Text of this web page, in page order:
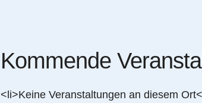
Kommende
<li>Keine Veranstaltungen an diesem